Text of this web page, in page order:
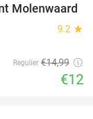
20%
Molenwaard
9.2 star
Regulier €14,99
€12